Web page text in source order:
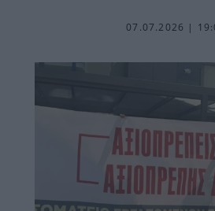
07.07.2026 |